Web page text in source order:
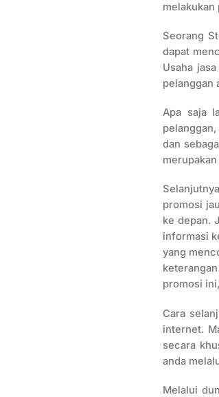
melakukan
Seorang
dapat
Usaha
pelanggan
Apa saja
dan
promosi
ke depan.
informasi
yang
promosi
Cara
internet.
secara
anda
Melalui